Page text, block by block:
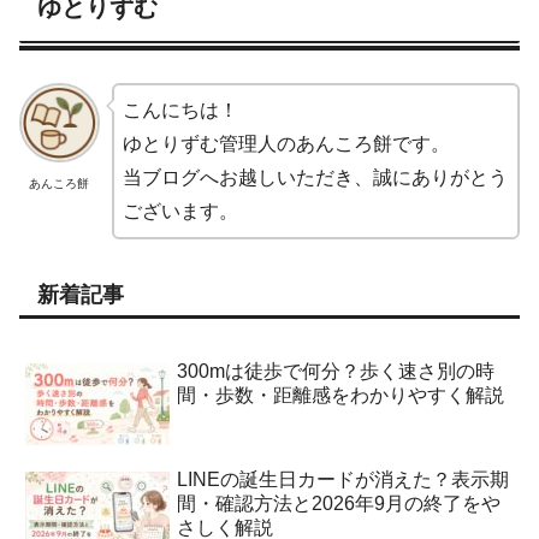
ゆとりずむ
あんころ餅
こんにちは！
ゆとりずむ管理人のあんころ餅です。
当ブログへお越しいただき、誠にありがとう
ございます。
新着記事
300mは徒歩で何分？歩く速さ別の時
間・歩数・距離感をわかりやすく解説
LINEの誕生日カードが消えた？表示期
間・確認方法と2026年9月の終了をや
さしく解説